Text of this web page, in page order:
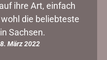
ihre Art, einfach
die beliebteste
Sachsen.
März 2022